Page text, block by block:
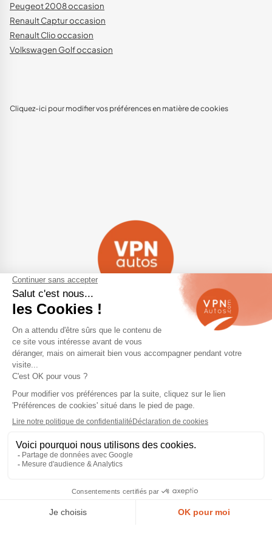
Peugeot 2008 occasion
Renault Captur occasion
Renault Clio occasion
Volkswagen Golf occasion
Cliquez-ici pour modifier vos préférences en matière de cookies
Navigation
Qui sommes-nous ?
Contactez-nous
VPN Autos Pro - Notre site de
voitures d'occasion pour
professionnels & marchands
Plan du site
Mentions légales
Rejoindre le réseau VPN Autos
Blog
Me connecter
Suivez-nous
© 2026 VPN Autos — Mentions légaleset